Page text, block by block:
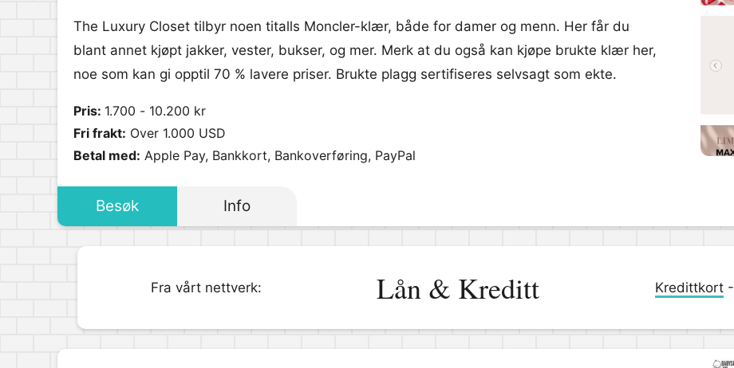
The Luxury Closet tilbyr noen titalls Moncler-klær, både for damer og menn. Her får du
blant annet kjøpt jakker, vester, bukser, og mer. Merk at du også kan kjøpe brukte klær her,
noe som kan gi opptil 70 % lavere priser. Brukte plagg sertifiseres selvsagt som ekte.
Pris: 1.700 - 10.200 kr
Fri frakt: Over 1.000 USD
Betal med: Apple Pay, Bankkort, Bankoverføring, PayPal
Besøk Info
Fra vårt nettverk: Lån & Kreditt Kredittkort-